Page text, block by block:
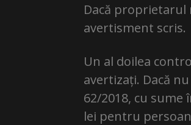
Dacă
avertisment scris.
Un al doilea
avertizați. Dacă
62/2018, cu sume
lei pentru